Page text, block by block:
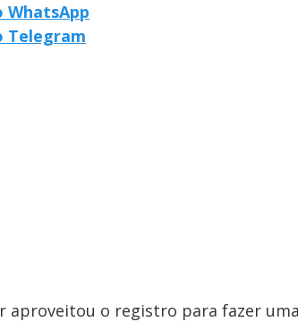
Telegram
aproveitou o registro para fazer